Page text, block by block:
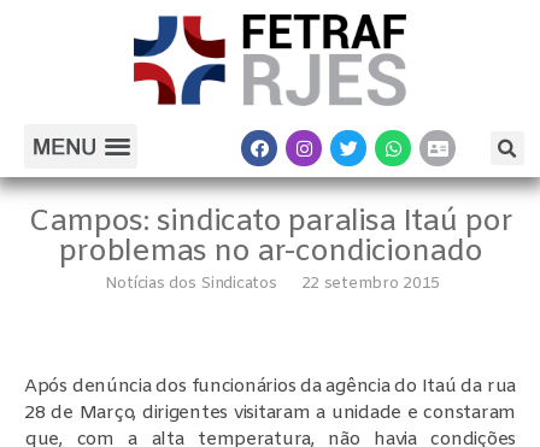
Campos: sindicato paralisa Itaú por
problemas no ar-condicionado
Notícias dos Sindicatos 22 setembro 2015
Após denúncia dos funcionários da agência do Itaú da rua
28 de Março, dirigentes visitaram a unidade e constaram
que, com a alta temperatura, não havia condições